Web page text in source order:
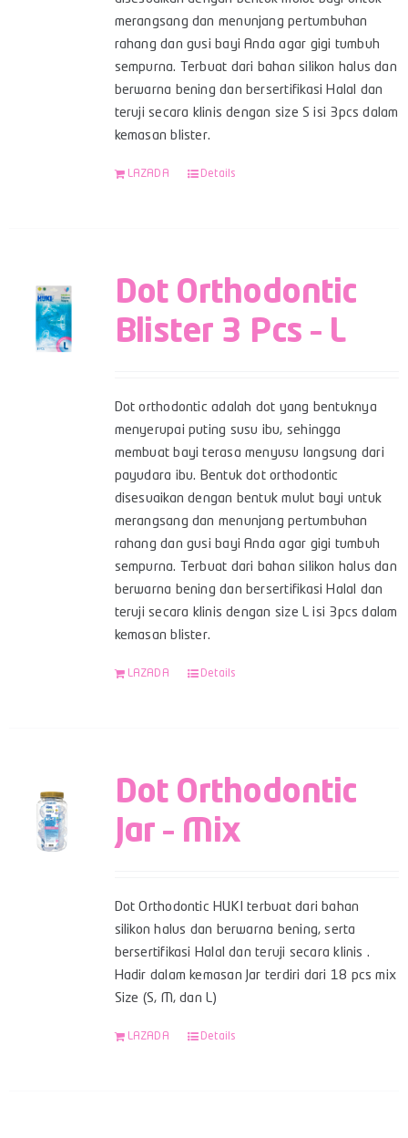
merangsang dan menunjang pertumbuhan
rahang dan gusi bayi Anda agar gigi tumbuh
sempurna. Terbuat dari bahan silikon halus dan
berwarna bening dan bersertifikasi Halal dan
teruji secara klinis dengan size S isi 3pcs dalam
kemasan blister.
LAZADA Details
Dot Orthodontic
Blister 3 Pcs – L
Dot orthodontic adalah dot yang bentuknya
menyerupai puting susu ibu, sehingga
membuat bayi terasa menyusu langsung dari
payudara ibu. Bentuk dot orthodontic
disesuaikan dengan bentuk mulut bayi untuk
merangsang dan menunjang pertumbuhan
rahang dan gusi bayi Anda agar gigi tumbuh
sempurna. Terbuat dari bahan silikon halus dan
berwarna bening dan bersertifikasi Halal dan
teruji secara klinis dengan size L isi 3pcs dalam
kemasan blister.
LAZADA Details
Dot Orthodontic
Jar – Mix
Dot Orthodontic HUKI terbuat dari bahan
silikon halus dan berwarna bening, serta
bersertifikasi Halal dan teruji secara klinis .
Hadir dalam kemasan Jar terdiri dari 18 pcs mix
Size (S, M, dan L)
LAZADA Details